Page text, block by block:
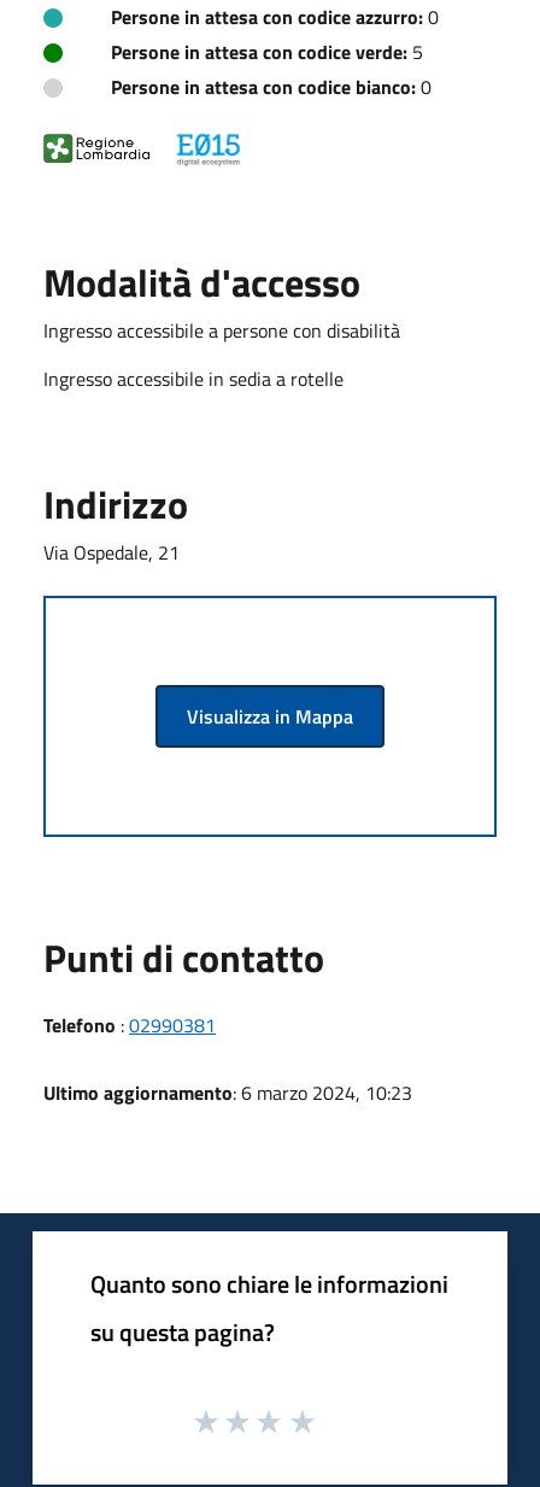
Persone in attesa con codice azzurro:0
Persone in attesa con codice verde: 5
Persone in attesa con codice bianco:0
Modalità d'accesso
Ingresso accessibile a persone con disabilità
Ingresso accessibile in sedia a rotelle
Indirizzo
Via Ospedale, 21
Visualizza in Mappa
Punti di contatto
Telefono :02990381
Ultimo aggiornamento: 6 marzo 2024, 10:23
Quanto sono chiare le informazioni
su questa pagina?